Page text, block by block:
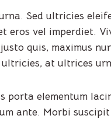
Sed ultricies
eros vel imperdiet.
quis, maximus
at ultrices
porta elementum
ante. Morbi